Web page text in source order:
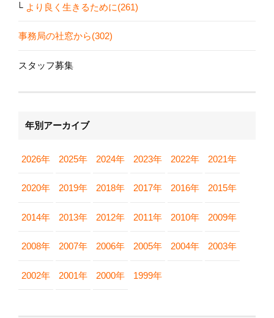
より良く生きるために(261)
事務局の社窓から(302)
スタッフ募集
年別アーカイブ
2026年 2025年 2024年 2023年 2022年 2021年
2020年 2019年 2018年 2017年 2016年 2015年
2014年 2013年 2012年 2011年 2010年 2009年
2008年 2007年 2006年 2005年 2004年 2003年
2002年 2001年 2000年 1999年